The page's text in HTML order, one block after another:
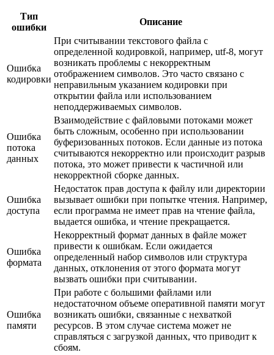
Тип
ошибки
Описание
Ошибка
кодировки
При считывании текстового файла с
определенной кодировкой, например, utf-8, могут
возникать проблемы с некорректным
отображением символов. Это часто связано с
неправильным указанием кодировки при
открытии файла или использованием
неподдерживаемых символов.
Ошибка
потока
данных
Взаимодействие с файловыми потоками может
быть сложным, особенно при использовании
буферизованных потоков. Если данные из потока
считываются некорректно или происходит разрыв
потока, это может привести к частичной или
некорректной сборке данных.
Ошибка
доступа
Недостаток прав доступа к файлу или директории
вызывает ошибки при попытке чтения. Например,
если программа не имеет прав на чтение файла,
выдается ошибка, и чтение прекращается.
Ошибка
формата
Некорректный формат данных в файле может
привести к ошибкам. Если ожидается
определенный набор символов или структура
данных, отклонения от этого формата могут
вызвать ошибки при считывании.
Ошибка
памяти
При работе с большими файлами или
недостаточном объеме оперативной памяти могут
возникать ошибки, связанные с нехваткой
ресурсов. В этом случае система может не
справляться с загрузкой данных, что приводит к
сбоям.